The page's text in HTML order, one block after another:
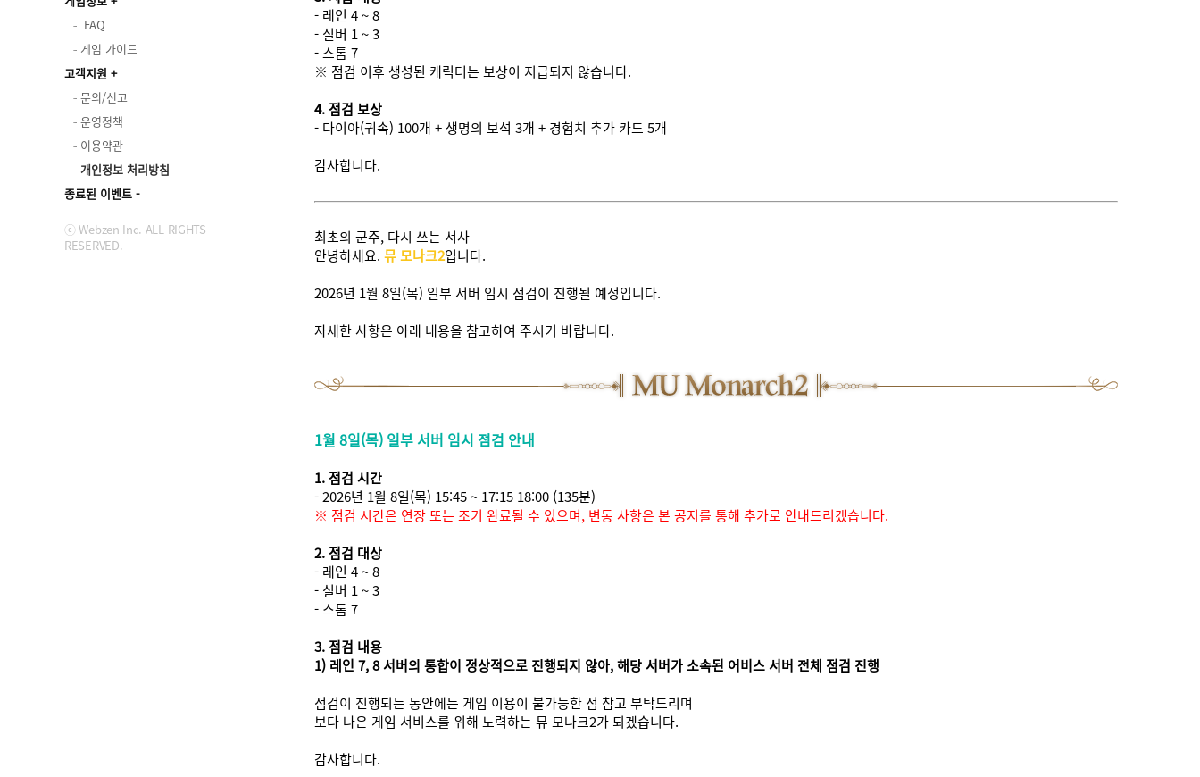
FAQ
게임 가이드
고객지원
문의/신고
운영정책
이용약관
개인정보 처리방침
종료된 이벤트
ⓒ Webzen Inc. ALL RIGHTS
RESERVED.
- 레인 4 ~ 8
- 실버 1 ~ 3
- 스톰 7
※ 점검 이후 생성된 캐릭터는 보상이 지급되지 않습니다.
4. 점검 보상
- 다이아(귀속) 100개 + 생명의 보석 3개 + 경험치 추가 카드 5개
감사합니다.
최초의 군주, 다시 쓰는 서사
안녕하세요. 뮤 모나크2입니다.
2026년 1월 8일(목) 일부 서버 임시 점검이 진행될 예정입니다.
자세한 사항은 아래 내용을 참고하여 주시기 바랍니다.
1월 8일(목) 일부 서버 임시 점검 안내
1. 점검 시간
- 2026년 1월 8일(목) 15:45 ~17:15 18:00 (135분)
※ 점검 시간은 연장 또는 조기 완료될 수 있으며, 변동 사항은 본 공지를 통해 추가로 안내드리겠습니다.
2. 점검 대상
- 레인 4 ~ 8
- 실버 1 ~ 3
- 스톰 7
3. 점검 내용
1) 레인 7, 8 서버의 통합이 정상적으로 진행되지 않아, 해당 서버가 소속된 어비스 서버 전체 점검 진행
점검이 진행되는 동안에는 게임 이용이 불가능한 점 참고 부탁드리며
보다 나은 게임 서비스를 위해 노력하는 뮤 모나크2가 되겠습니다.
감사합니다.